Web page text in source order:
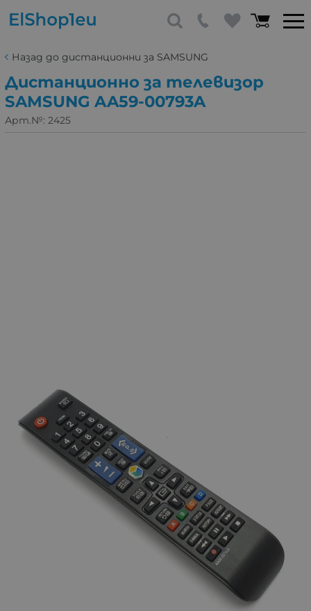
Назад до дистанционни за SAMSUNG
Дистанционно за телевизор
SAMSUNG AA59-00793A
Арт.№: 2425